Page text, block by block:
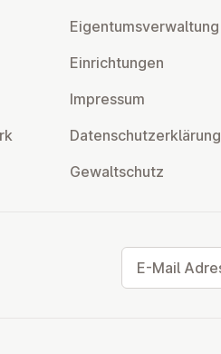
Ei­gen­tums­ver­wal­tung
Ein­rich­tun­gen
Impressum
Da­ten­schutz­er­klä­rung
Ge­walt­schutz
E-Mail Adresse